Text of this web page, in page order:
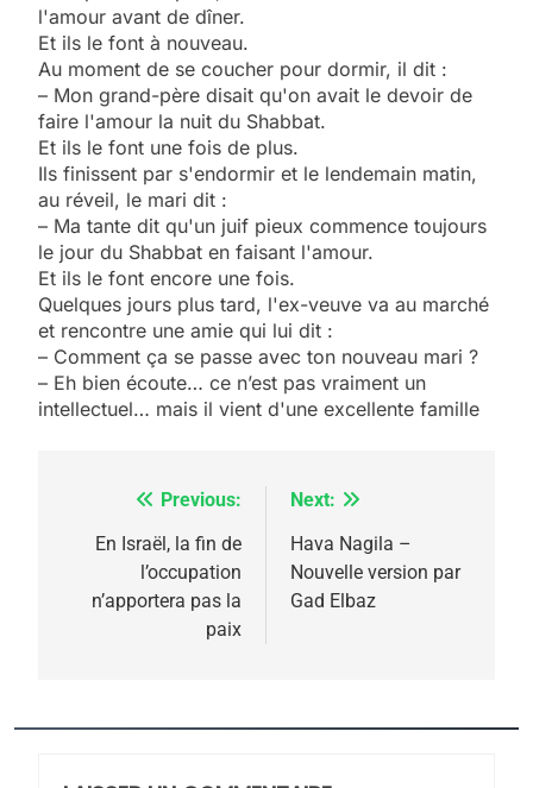
l'amour avant de dîner.
Et ils le font à nouveau.
Au moment de se coucher pour dormir, il dit :
– Mon grand-père disait qu'on avait le devoir de
faire l'amour la nuit du Shabbat.
Et ils le font une fois de plus.
Ils finissent par s'endormir et le lendemain matin,
au réveil, le mari dit :
– Ma tante dit qu'un juif pieux commence toujours
le jour du Shabbat en faisant l'amour.
Et ils le font encore une fois.
Quelques jours plus tard, l'ex-veuve va au marché
et rencontre une amie qui lui dit :
– Comment ça se passe avec ton nouveau mari ?
– Eh bien écoute… ce n’est pas vraiment un
intellectuel… mais il vient d'une excellente famille
Navigation
l’article
Previous:
En Israël, la fin de
l’occupation
n’apportera pas la
paix
Next:
Hava Nagila –
Nouvelle version par
Gad Elbaz
5
2025, l’année la plus
meurtrière selon le
rapport d’ADL contre
FRANCE ISRAÉL
FIÈRE, DIGNE ET RÉSILIENTE :
POURQUOI JE REVENDIQUE
MA JUDAÏTE par Thérèse
Zrihen-Dvir
ISRAÉL JUDAISME
JUDAISME